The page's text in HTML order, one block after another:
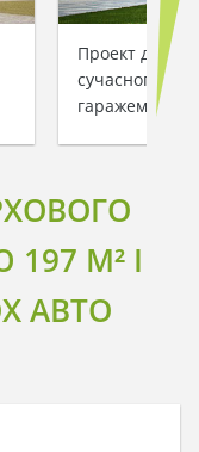
Проект
сучасного
гаражем та
М² І
АВТО